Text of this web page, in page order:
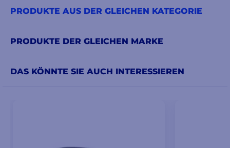
PRODUKTE AUS DER GLEICHEN KATEGORIE
PRODUKTE DER GLEICHEN MARKE
DAS KÖNNTE SIE AUCH INTERESSIEREN